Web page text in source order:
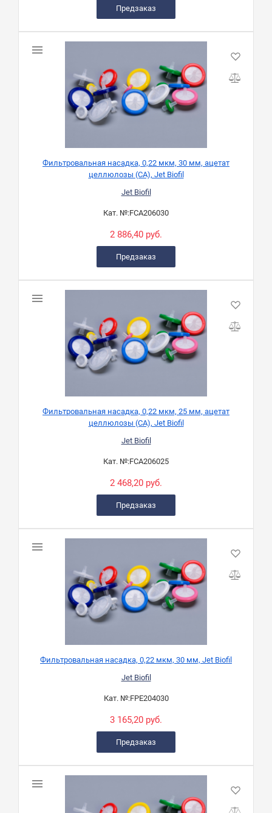
Предзаказ
Фильтровальная насадка, 0,22 мкм, 30 мм, ацетат
целлюлозы (CA), Jet Biofil
Jet Biofil
Кат. №:FCA206030
2 886,40 руб.
Предзаказ
Фильтровальная насадка, 0,22 мкм, 25 мм, ацетат
целлюлозы (CA), Jet Biofil
Jet Biofil
Кат. №:FCA206025
2 468,20 руб.
Предзаказ
Фильтровальная насадка, 0,22 мкм, 30 мм, Jet Biofil
Jet Biofil
Кат. №:FPE204030
3 165,20 руб.
Предзаказ